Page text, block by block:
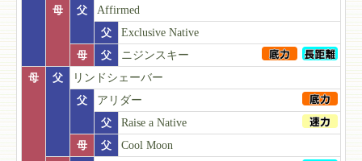
母
父
Affirmed
父
Exclusive Native
母
父
ニジンスキー
母
父
リンドシェーバー
父
アリダー
父
Raise a Native
母
父
Cool Moon